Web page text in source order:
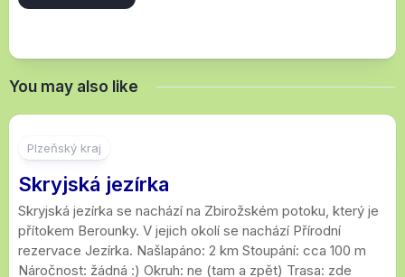
You may also like
Plzeňský kraj
Skryjská jezírka
Skryjská jezírka se nachází na Zbirožském potoku, který je
přítokem Berounky. V jejich okolí se nachází Přírodní
rezervace Jezírka. Našlapáno: 2 km Stoupání: cca 100 m
Náročnost: žádná :) Okruh: ne (tam a zpět) Trasa: zde